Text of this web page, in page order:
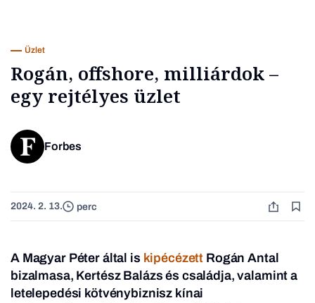
Üzlet
Rogán, offshore, milliárdok –
egy rejtélyes üzlet
Forbes
2024. 2. 13. perc
A Magyar Péter által is kipécézett Rogán Antal
bizalmasa, Kertész Balázs és családja, valamint a
letelepedési kötvénybiznisz kínai